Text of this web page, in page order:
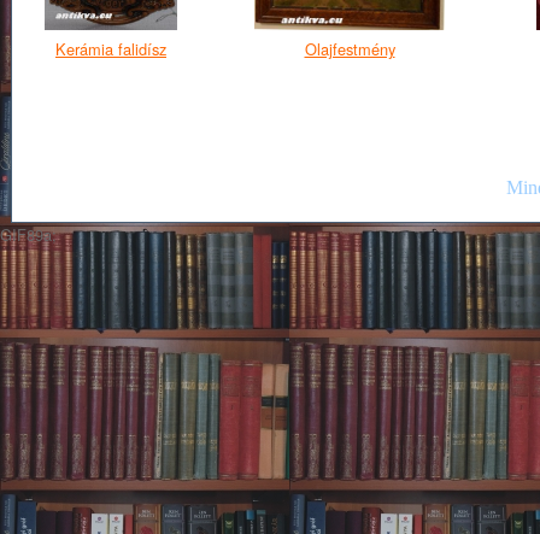
Kerámia falidísz Olajfestmény
GIF89a;